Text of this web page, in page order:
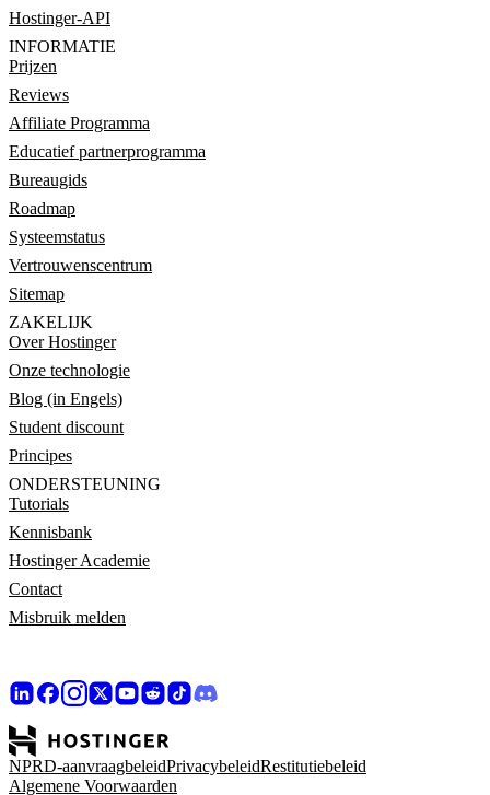
Hostinger-API
INFORMATIE
Prijzen
Reviews
Affiliate Programma
Educatief partnerprogramma
Bureaugids
Roadmap
Systeemstatus
Vertrouwenscentrum
Sitemap
ZAKELIJK
Over Hostinger
Onze technologie
Blog (in Engels)
Student discount
Principes
ONDERSTEUNING
Tutorials
Kennisbank
Hostinger Academie
Contact
Misbruik melden
NPRD-aanvraagbeleidPrivacybeleidRestitutiebeleid
Algemene Voorwaarden